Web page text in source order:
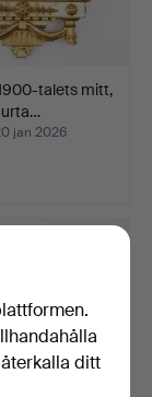
talets mitt,
jan 2026
ditt